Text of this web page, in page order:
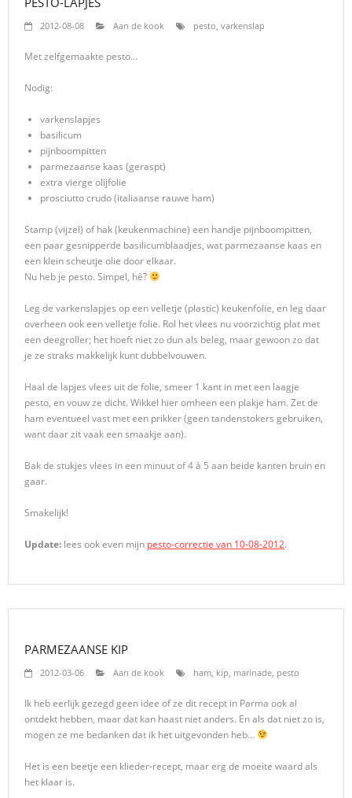
2012-08-08 Aan de kook pesto, varkenslap
Met zelfgemaakte pesto…
Nodig:
varkenslapjes
basilicum
pijnboompitten
parmezaanse kaas (geraspt)
extra vierge olijfolie
prosciutto crudo (italiaanse rauwe ham)
Stamp (vijzel) of hak (keukenmachine) een handje pijnboompitten,
een paar gesnipperde basilicumblaadjes, wat parmezaanse kaas en
een klein scheutje olie door elkaar.
Nu heb je pesto. Simpel, hè?
Leg de varkenslapjes op een velletje (plastic) keukenfolie, en leg daar
overheen ook een velletje folie. Rol het vlees nu voorzichtig plat met
een deegroller; het hoeft niet zo dun als beleg, maar gewoon zo dat
je ze straks makkelijk kunt dubbelvouwen.
Haal de lapjes vlees uit de folie, smeer 1 kant in met een laagje
pesto, en vouw ze dicht. Wikkel hier omheen een plakje ham. Zet de
ham eventueel vast met een prikker (geen tandenstokers gebruiken,
want daar zit vaak een smaakje aan).
Bak de stukjes vlees in een minuut of 4 à 5 aan beide kanten bruin en
gaar.
Smakelijk!
Update: lees ook even mijn pesto-correctie van 10-08-2012.
PARMEZAANSE KIP
2012-03-06 Aan de kook ham, kip, marinade, pesto
Ik heb eerlijk gezegd geen idee of ze dit recept in Parma ook al
ontdekt hebben, maar dat kan haast niet anders. En als dat niet zo is,
mogen ze me bedanken dat ik het uitgevonden heb…
Het is een beetje een klieder-recept, maar erg de moeite waard als
het klaar is.